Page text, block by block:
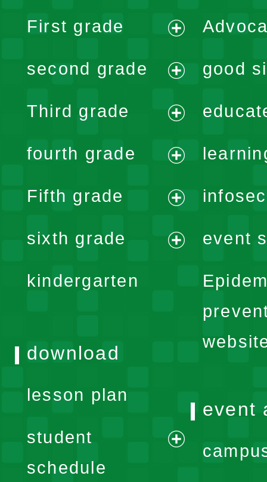
First grade
menu
second grade
menu
Third grade
menu
fourth grade
menu
Fifth grade
menu
sixth grade
kindergarten
good
event
download
lesson plan
student
schedule
expand
event